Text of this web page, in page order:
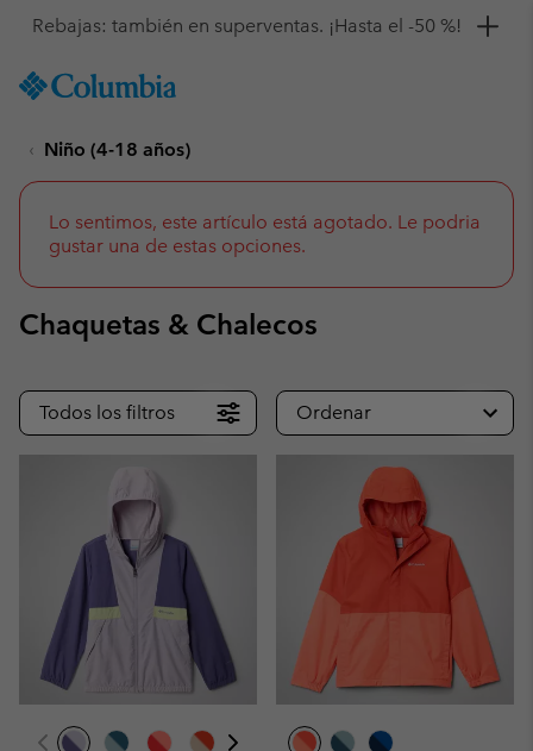
TO
SKIP
NAV
SKIP
TO
Consigue un 10 % de descuento
Niño (4-18 años)
Lo sentimos, este artículo está agotado. Le podria
gustar una de estas opciones.
Chaquetas & Chalecos
Todos los filtros Ordenar